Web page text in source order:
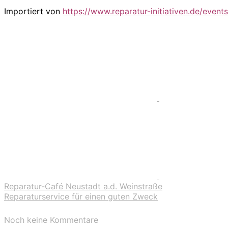
Importiert von https://www.reparatur-initiativen.de/
Reparatur-Café Neustadt a.d. Weinstraße
Reparaturservice für einen guten Zweck
Noch keine Kommentare